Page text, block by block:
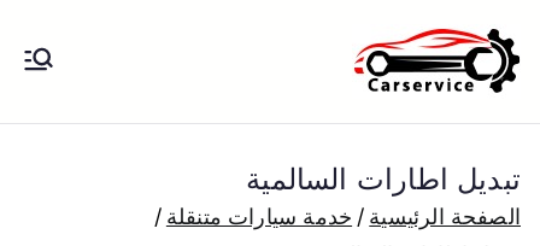
إلى
المحتوى
الكويت
بنشر متنقل الكويت كهرباء وبنشر تبديل
بارخص الاسعار
تبديل اطارات السالمية
الصفحة الرئيسية
خدمة سيارات متنقلة